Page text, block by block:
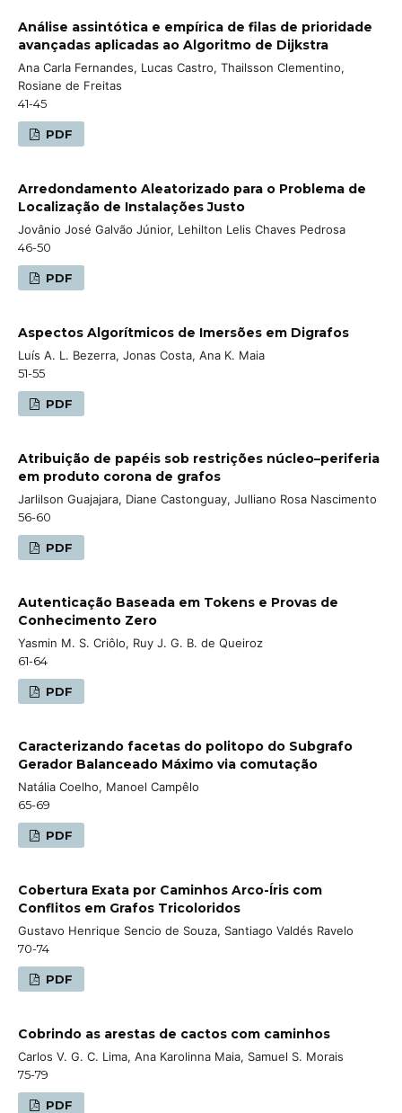
Análise assintótica e empírica de filas de prioridade
avançadas aplicadas ao Algoritmo de Dijkstra
Ana Carla Fernandes, Lucas Castro, Thailsson Clementino,
Rosiane de Freitas
41-45
PDF
Arredondamento Aleatorizado para o Problema de
Localização de Instalações Justo
Jovânio José Galvão Júnior, Lehilton Lelis Chaves Pedrosa
46-50
PDF
Aspectos Algorítmicos de Imersões em Digrafos
Luís A. L. Bezerra, Jonas Costa, Ana K. Maia
51-55
PDF
Atribuição de papéis sob restrições núcleo–periferia
em produto corona de grafos
Jarlilson Guajajara, Diane Castonguay, Julliano Rosa Nascimento
56-60
PDF
Autenticação Baseada em Tokens e Provas de
Conhecimento Zero
Yasmin M. S. Criôlo, Ruy J. G. B. de Queiroz
61-64
PDF
Caracterizando facetas do politopo do Subgrafo
Gerador Balanceado Máximo via comutação
Natália Coelho, Manoel Campêlo
65-69
PDF
Cobertura Exata por Caminhos Arco-Íris com
Conflitos em Grafos Tricoloridos
Gustavo Henrique Sencio de Souza, Santiago Valdés Ravelo
70-74
PDF
Cobrindo as arestas de cactos com caminhos
Carlos V. G. C. Lima, Ana Karolinna Maia, Samuel S. Morais
75-79
PDF